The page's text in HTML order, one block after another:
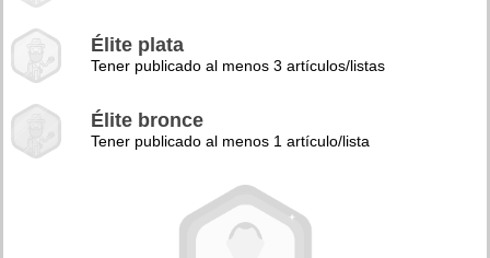
Élite plata
Tener publicado al menos 3 artículos/listas
Élite bronce
Tener publicado al menos 1 artículo/lista